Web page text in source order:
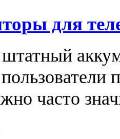
для
часто